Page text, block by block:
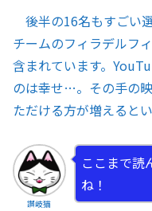
後半の16名もすごい
チームのフィラデルフ
含まれています。
のは幸せ…。その手の
ただける方が増えると
讃岐猫
ここまで読
ね！